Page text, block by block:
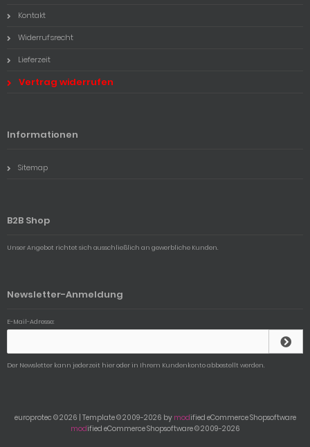
Kontakt
Widerrufsrecht
Lieferzeit
Vertrag widerrufen
Informationen
Sitemap
B2B Shop
Unser Angebot richtet sich ausschließlich an gewerbliche Kunden.
Newsletter-Anmeldung
E-Mail-Adresse:
Der Newsletter kann jederzeit hier oder in Ihrem Kundenkonto abbestellt werden.
europrotec © 2026 | Template © 2009-2026 by modified eCommerce Shopsoftware
modified eCommerce Shopsoftware © 2009-2026